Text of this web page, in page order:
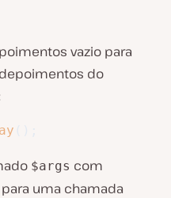
vazio para
do
$args com
uma chamada